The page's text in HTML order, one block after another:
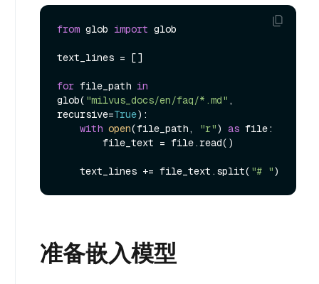
from glob import glob
text_lines = []
for file_path in
glob( "milvus_docs/en/faq/*.md" ,
recursive=True):
with open(file_path, "r") as file:
    text_lines += file_text.split(
"# "
准备嵌入模型